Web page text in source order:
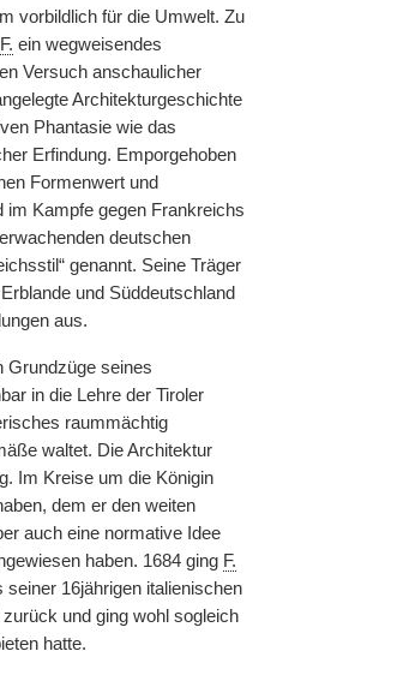
vorbildlich für die Umwelt. Zu
F. ein wegweisendes
Versuch anschaulicher
Architekturgeschichte
Phantasie wie das
Erfindung. Emporgehoben
Formenwert und
Kampfe gegen Frankreichs
deutschen
genannt. Seine Träger
und Süddeutschland
aus.
Grundzüge seines
in die Lehre der Tiroler
raummächtig
waltet. Die Architektur
Im Kreise um die Königin
dem er den weiten
auch eine normative Idee
haben. 1684 ging F.
16jährigen italienischen
und ging wohl sogleich
hatte.